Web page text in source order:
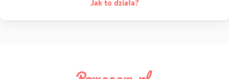
Jak to działa?